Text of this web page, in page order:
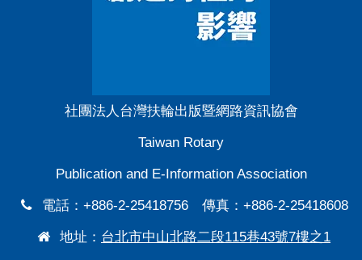
社團法人台灣扶輪出版暨網路資訊協會
Taiwan Rotary
Publication and E-Information Association
電話：+886-2-25418756 傳真：+886-2-25418608
地址： 台北市中山北路二段115巷43號7樓之1